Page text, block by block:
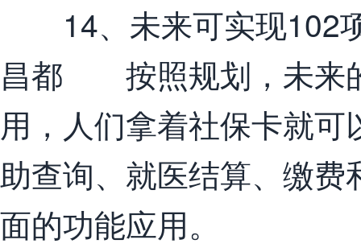
14、未来可实现102
昌都 按照规划，未来
用，人们拿着社保卡就
助查询、就医结算、缴
面的功能应用。